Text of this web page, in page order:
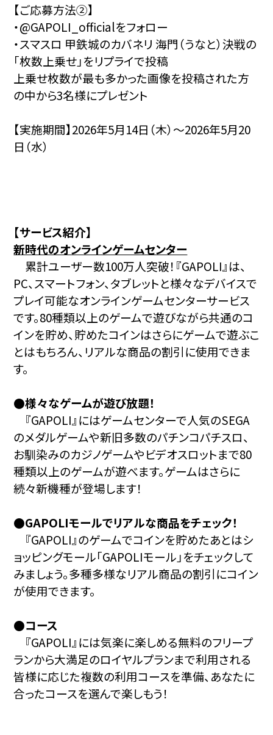
【ご応募方法②】
・@GAPOLI_officialをフォロー
・スマスロ 甲鉄城のカバネリ 海門（うなと）決戦の
「枚数上乗せ」をリプライで投稿
上乗せ枚数が最も多かった画像を投稿された方
の中から3名様にプレゼント
【実施期間】2026年5月14日（木）～2026年5月20
日（水）
【サービス紹介】
新時代のオンラインゲームセンター
累計ユーザー数100万人突破！『GAPOLI』は、
PC、スマートフォン、タブレットと様々なデバイスで
プレイ可能なオンラインゲームセンターサービス
です。80種類以上のゲームで遊びながら共通のコ
インを貯め、貯めたコインはさらにゲームで遊ぶこ
とはもちろん、リアルな商品の割引に使用できま
す。
●様々なゲームが遊び放題！
『GAPOLI』にはゲームセンターで人気のSEGA
のメダルゲームや新旧多数のパチンコパチスロ、
お馴染みのカジノゲームやビデオスロットまで80
種類以上のゲームが遊べます。ゲームはさらに
続々新機種が登場します！
●GAPOLIモールでリアルな商品をチェック！
『GAPOLI』のゲームでコインを貯めたあとはシ
ョッピングモール「GAPOLIモール」をチェックして
みましょう。多種多様なリアル商品の割引にコイン
が使用できます。
●コース
『GAPOLI』には気楽に楽しめる無料のフリープ
ランから大満足のロイヤルプランまで利用される
皆様に応じた複数の利用コースを準備、あなたに
合ったコースを選んで楽しもう！